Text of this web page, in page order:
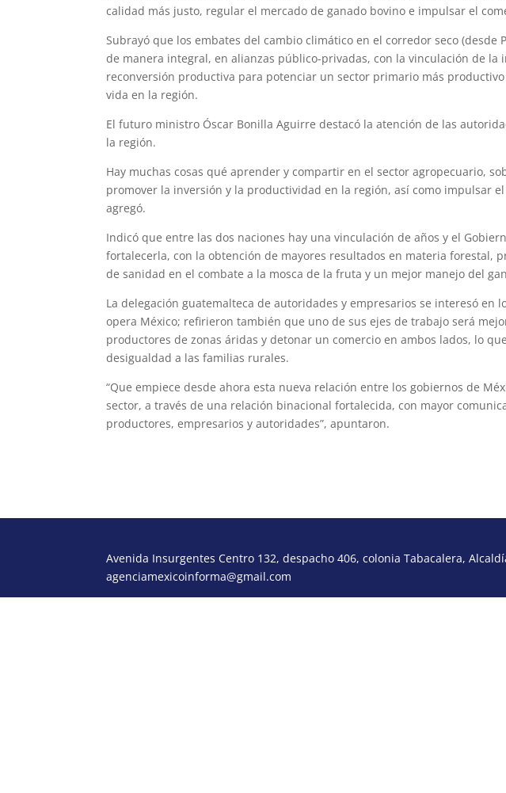
calidad más justo, regular el mercado de ganado bovino e impulsar el
Subrayó que los embates del cambio climático en el corredor seco (desde
de manera integral, en alianzas público-privadas, con la vinculación de la
reconversión productiva para potenciar un sector primario más
vida en la región.
El futuro ministro Óscar Bonilla Aguirre destacó la atención de las
la región.
Hay muchas cosas qué aprender y compartir en el sector agropecuario,
promover la inversión y la productividad en la región, así como impulsar
agregó.
Indicó que entre las dos naciones hay una vinculación de años y el
fortalecerla, con la obtención de mayores resultados en materia forestal,
de sanidad en el combate a la mosca de la fruta y un mejor manejo del
La delegación guatemalteca de autoridades y empresarios se interesó en
opera México; refirieron también que uno de sus ejes de trabajo será
productores de zonas áridas y detonar un comercio en ambos lados, lo
desigualdad a las familias rurales.
“Que empiece desde ahora esta nueva relación entre los gobiernos de
sector, a través de una relación binacional fortalecida, con mayor
productores, empresarios y autoridades”, apuntaron.
Avenida Insurgentes Centro 132, despacho 406, colonia Tabacalera,
agenciamexicoinforma@gmail.com